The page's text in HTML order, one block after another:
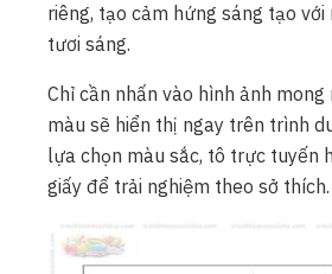
riêng, tạo cảm hứng sáng tạo
tươi sáng.
Chỉ cần nhấn vào hình ảnh
màu sẽ hiển thị ngay trên trình
lựa chọn màu sắc, tô trực tuyến
giấy để trải nghiệm theo sở thích.